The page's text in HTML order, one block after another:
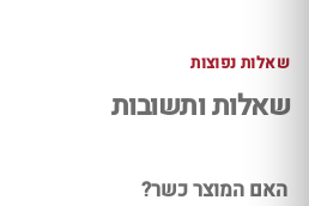
שאלות נפוצות
שאלות ותשובות
האם המוצר כשר?